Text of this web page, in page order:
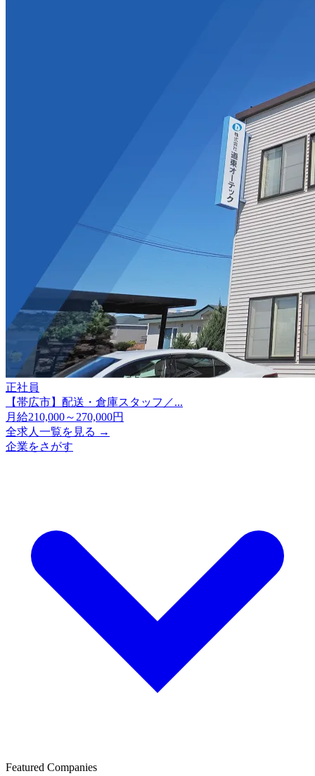
正社員
【帯広市】配送・倉庫スタッフ／...
月給210,000～270,000円
全求人一覧を見る →
企業をさがす
Featured Companies